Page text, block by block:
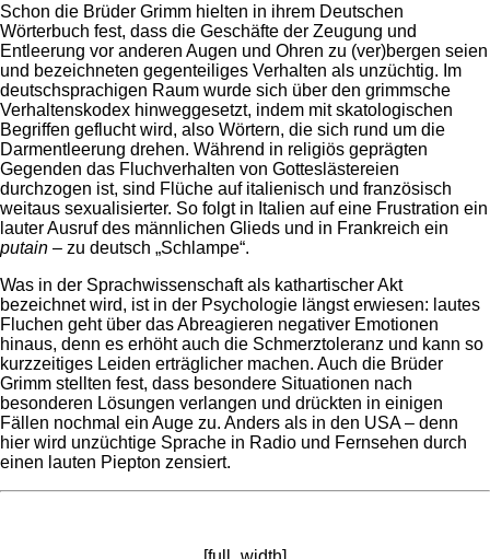
Schon die Brüder Grimm hielten in ihrem Deutschen
Wörterbuch fest, dass die Geschäfte der Zeugung und
Entleerung vor anderen Augen und Ohren zu (ver)bergen seien
und bezeichneten gegenteiliges Verhalten als unzüchtig. Im
deutschsprachigen Raum wurde sich über den grimmsche
Verhaltenskodex hinweggesetzt, indem mit skatologischen
Begriffen geflucht wird, also Wörtern, die sich rund um die
Darmentleerung drehen. Während in religiös geprägten
Gegenden das Fluchverhalten von Gotteslästereien
durchzogen ist, sind Flüche auf italienisch und französisch
weitaus sexualisierter. So folgt in Italien auf eine Frustration ein
lauter Ausruf des männlichen Glieds und in Frankreich ein
putain – zu deutsch „Schlampe“.
Was in der Sprachwissenschaft als kathartischer Akt
bezeichnet wird, ist in der Psychologie längst erwiesen: lautes
Fluchen geht über das Abreagieren negativer Emotionen
hinaus, denn es erhöht auch die Schmerztoleranz und kann so
kurzzeitiges Leiden erträglicher machen. Auch die Brüder
Grimm stellten fest, dass besondere Situationen nach
besonderen Lösungen verlangen und drückten in einigen
Fällen nochmal ein Auge zu. Anders als in den USA – denn
hier wird unzüchtige Sprache in Radio und Fernsehen durch
einen lauten Piepton zensiert.